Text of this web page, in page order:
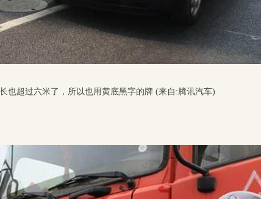
也超过六米了，所以也用黄底黑字的牌 (来自:腾讯汽车)